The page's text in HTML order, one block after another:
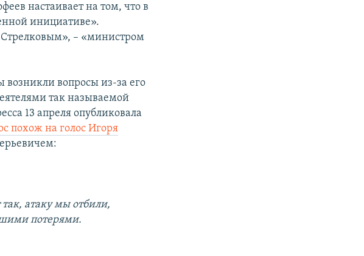
настаивает на том, что в
инициативе».
– «министром
возникли вопросы из-за его
так называемой
13 апреля опубликовала
похож на голос Игоря
атаку мы отбили,
потерями.